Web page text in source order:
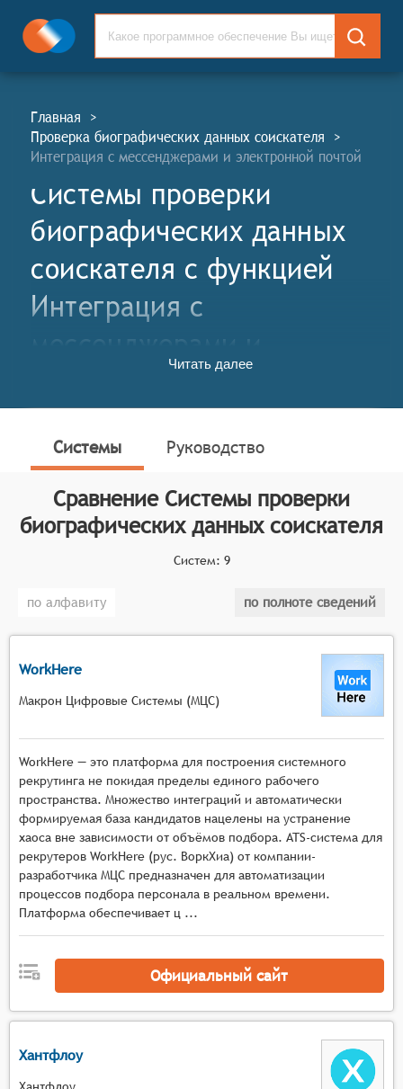
Главная >
Проверка биографических данных соискателя
>
Интеграция с мессенджерами и электронной почтой
Системы проверки
биографических данных
соискателя c функцией
Интеграция с
электронной почтой
Системы проверки биографических данных
Check Systems, ABC) – это комплексные
работодателями для проверки достоверности
предоставленной кандидатом информации и
выявления возможных рисков, связанных с его
прошлым. Эти системы играют ключевую роль в
надежность рабочего коллектива.
Классификатор программных продуктов Соваре
определяет конкретные функциональные критерии
категории систем проверки биографических данных
Сбор и анализ данных: Система должна
предоставлять инструменты для сбора и
анализа различных типов данных о
соискателях, включая информацию из
государственных реестров, баз данных
правоохранительных органов, социальных
сетей и других источников.
Проверка криминального прошлого: Система
криминального прошлого у соискателей,
включая судимости, аресты и другие
юридические инциденты.
Проверка образования и квалификации:
Система должна проверять подлинность
образовательных документов и сертификатов,
Читать далее
Системы Руководство
Сравнение Системы проверки
биографических данных соискателя
Систем: 9
по алфавиту по полноте сведений
WorkHere
Макрон Цифровые Системы (МЦС)
WorkHere — это платформа для построения системного
рекрутинга не покидая пределы единого рабочего
пространства. Множество интеграций и автоматически
формируемая база кандидатов нацелены на устранение
хаоса вне зависимости от объёмов подбора. ATS-система для
рекрутеров WorkHere (рус. ВоркХиа) от компании-
разработчика МЦС предназначен для автоматизации
процессов подбора персонала в реальном времени.
Платформа обеспечивает ц ...
Официальный сайт
Хантфлоу
Хантфлоу